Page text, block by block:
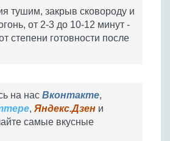
тушим, закрыв сковороду и
от 2-3 до 10-12 минут -
степени готовности после
на нас Вконтакте,
, Яндекс.Дзен и
самые вкусные